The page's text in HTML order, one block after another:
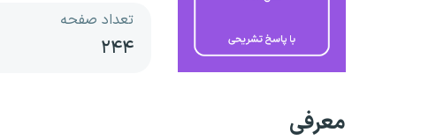
تعداد صفحه
۲۴۴
معرفی